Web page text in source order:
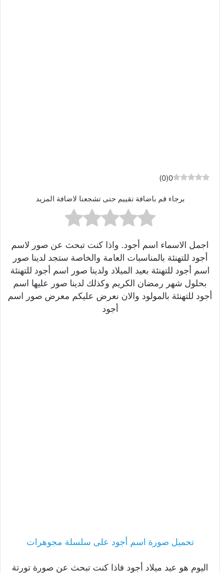
0
(
0
)
برجاء قم باضافة تقييم حتى تشجعنا لاضافة المزيد
اجمل الاسماء اسم أجود. واذا كنت تبحث عن صور لاسم
أجود للتهنئة بالمناسبات العامة والخاصة ستجد لدينا صور
اسم أجود للتهنئة بعيد الميلاد ولدينا صور اسم أجود للتهنئة
بحلول شهر رمضان الكريم وكذلك لدينا صور عليها اسم
أجود للتهنئة بالمولود والان نعرض عليكم معرض صور اسم
أجود
تحميل صورة اسم أجود على سلسلة مجوهرات
اليوم هو عيد ميلاد أجود فاذا كنت تبحث عن صورة تورتة